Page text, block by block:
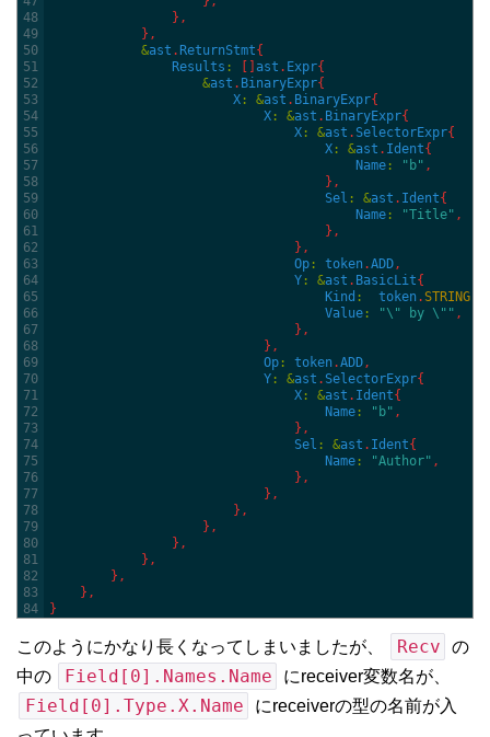
48
49
50
51
52
53
54
55
56
57
58
59
60
61
62
63
64
65
66
67
68
69
70
71
72
73
74
75
76
77
78
79
80
81
82
83
84
} ,
} ,
&ast .ReturnStmt{
Results : [ ] ast . Expr{
&ast . BinaryExpr{
X : &ast . BinaryExpr{
X : &ast . BinaryExpr{
X : &ast . SelectorExpr{
X : &ast . Ident{
Name : "b" ,
} ,
Sel : &ast . Ident{
Name : "Title" ,
} ,
} ,
Op : token.ADD ,
Y : &ast . BasicLit{
Kind : token.STRING
Value : "\" by \"" ,
} ,
} ,
Op : token.ADD ,
Y : &ast . SelectorExpr{
X : &ast . Ident{
Name : "b" ,
} ,
Sel : &ast . Ident{
Name : "Author" ,
} ,
} ,
} ,
} ,
} ,
} ,
} ,
} ,
}
このようにかなり長くなってしまいましたが、 Recv
の
中の
Field[0].Names.Name にreceiver変数名が、
Field[0].Type.X.Name
にreceiverの型の名前が入